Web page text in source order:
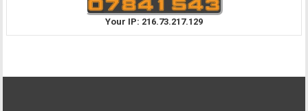
Your IP: 216.73.217.129